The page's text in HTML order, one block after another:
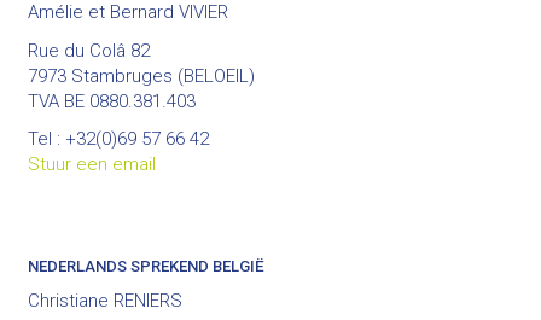
Amélie et Bernard VIVIER
Rue du Colâ 82
7973 Stambruges (BELOEIL)
TVA BE 0880.381.403
Tel : +32(0)69 57 66 42
Stuur een email
NEDERLANDS SPREKEND BELGIË
Christiane RENIERS